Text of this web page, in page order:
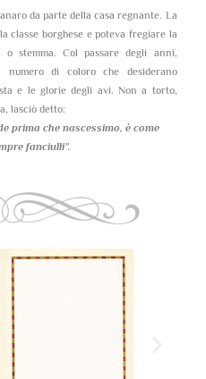
da parte della casa regnante. La
classe borghese e poteva fregiare la
stemma. Col passare degli anni,
di coloro che desiderano
e le glorie degli avi. Non a torto,
lasciò detto:
prima che nascessimo, è come
fanciulli”.